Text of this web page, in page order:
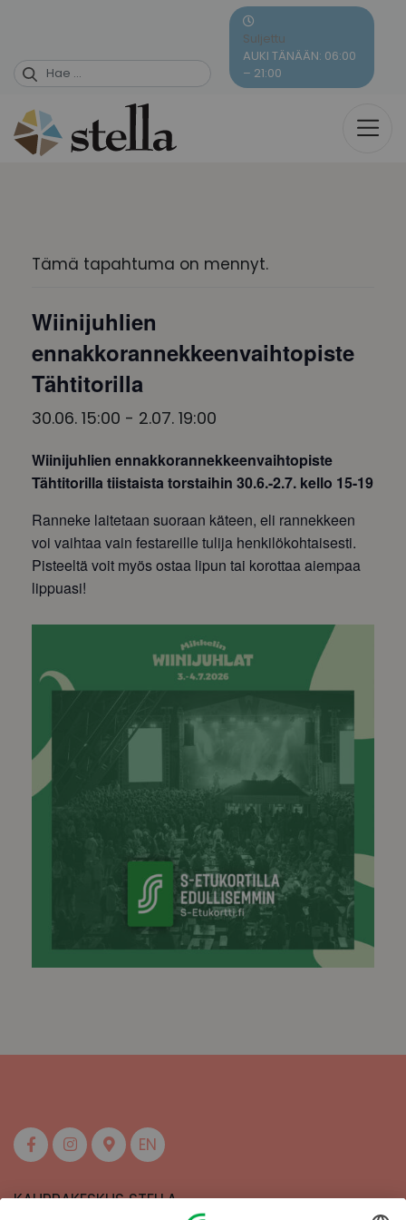
content
Suljettu
AUKI TÄNÄÄN: 06:00
– 21:00
Tämä tapahtuma on mennyt.
Wiinijuhlien
ennakkorannekkeenvaihtopiste
Tähtitorilla
30.06. 15:00 - 2.07. 19:00
Wiinijuhlien ennakkorannekkeenvaihtopiste
Tähtitorilla tiistaista torstaihin 30.6.-2.7. kello 15-19
Ranneke laitetaan suoraan käteen, eli rannekkeen
voi vaihtaa vain festareille tulija henkilökohtaisesti.
Pisteeltä voit myös ostaa lipun tai korottaa aiempaa
lippuasi!
EN
KAUPPAKESKUS STELLA